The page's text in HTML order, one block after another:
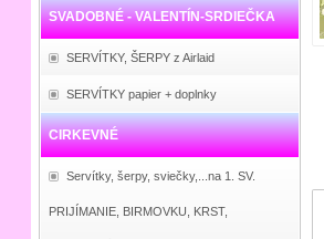
SVADOBNÉ - VALENTÍN-SRDIEČKA
SERVÍTKY, ŠERPY z Airlaid
SERVÍTKY papier + doplnky
CIRKEVNÉ
Servítky, šerpy, sviečky,...na 1. SV.
PRIJÍMANIE, BIRMOVKU, KRST,